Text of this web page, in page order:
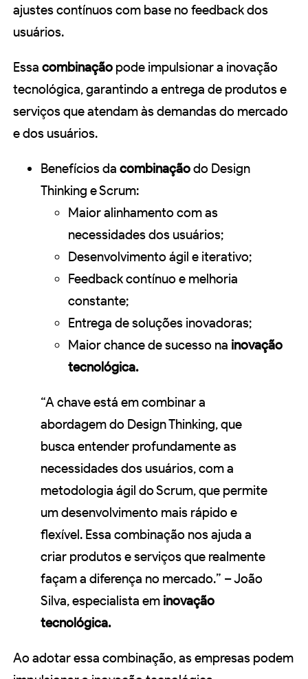
ajustes contínuos com base no feedback dos
usuários.
Essa combinação pode impulsionar a inovação
tecnológica, garantindo a entrega de produtos e
serviços que atendam às demandas do mercado
e dos usuários.
Benefícios da combinaçãodo Design
Thinking e Scrum:
Maior alinhamento com as
necessidades dos usuários;
Desenvolvimento ágil e iterativo;
Feedback contínuo e melhoria
constante;
Entrega de soluções inovadoras;
Maior chance de sucesso na inovação
tecnológica.
“A chave está em combinar a
abordagem do Design Thinking, que
busca entender profundamente as
necessidades dos usuários, com a
metodologia ágil do Scrum, que permite
um desenvolvimento mais rápido e
flexível. Essa combinação nos ajuda a
criar produtos e serviços que realmente
façam a diferença no mercado.” – João
Silva, especialista em inovação
tecnológica.
Ao adotar essa combinação, as empresas podem